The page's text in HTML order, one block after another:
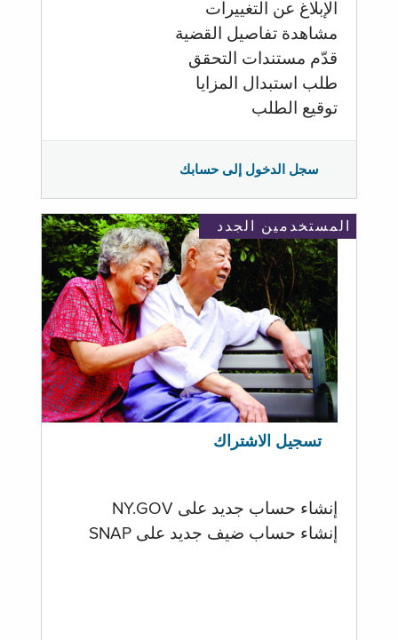
الإبلاغ عن التغييرات
مشاهدة تفاصيل القضية
قدّم مستندات التحقق
طلب استبدال المزايا
توقيع الطلب
سجل الدخول إلى حسابك
المستخدمين الجدد
تسجيل الاشتراك
إنشاء حساب جديد على NY.GOV
إنشاء حساب ضيف جديد على SNAP